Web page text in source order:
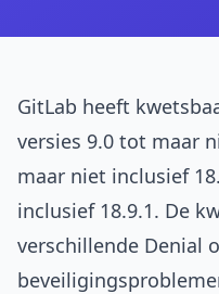
GitLab heeft
versies 9.0 tot maar
maar niet inclusief
inclusief 18.9.1. De
verschillende Denial